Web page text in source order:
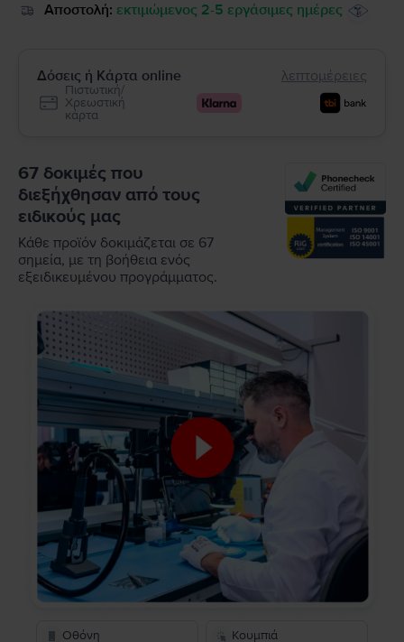
Αποστολή: εκτιμώμενος 2-5 εργάσιμες ημέρες
Δόσεις ή Κάρτα online λεπτομέρειες
Πιστωτική/
Χρεωστική
κάρτα
67 δοκιμές που
διεξήχθησαν από τους
ειδικούς μας
Κάθε προϊόν δοκιμάζεται σε 67
σημεία, με τη βοήθεια ενός
εξειδικευμένου προγράμματος.
Οθόνη Κουμπιά